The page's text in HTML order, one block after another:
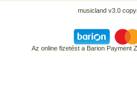
musicland v3.0
Az online fizetést a Barion Payment